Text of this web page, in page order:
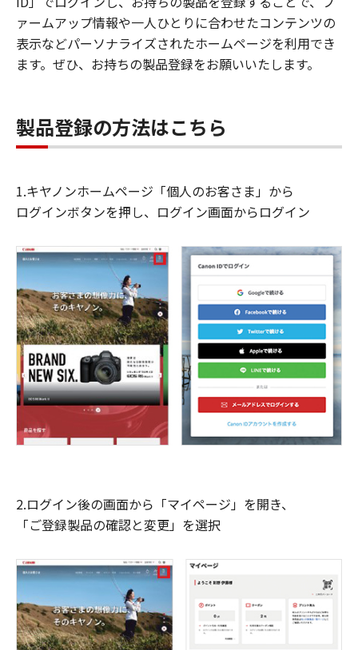
ァームアップ情報や一人ひとりに合わせたコンテンツの
表示などパーソナライズされたホームページを利用でき
ます。ぜひ、お持ちの製品登録をお願いいたします。
製品登録の方法はこちら
1.キヤノンホームページ「個人のお客さま」から
ログインボタンを押し、ログイン画面からログイン
2.ログイン後の画面から「マイページ」を開き、
「ご登録製品の確認と変更」を選択